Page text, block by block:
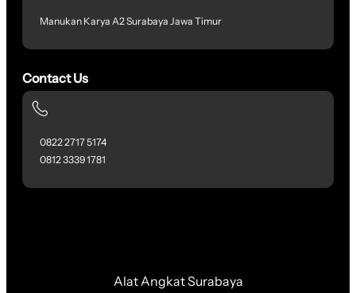
Manukan Karya A2 Surabaya Jawa Timur
Contact Us
0822 2717 5174
0812 3339 1781
Alat Angkat Surabaya